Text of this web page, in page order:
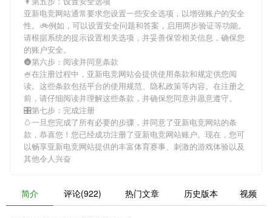
亚新电竞网站通常要求您设置一些安全选项，以增强账户的安全
性。🚲例如，可以设置安全问题和答案，启用两步验证等功能。
请根据系统的提示设置相关选项，并妥善保管相关信息，确保您
的账户安全。
🌚第六步：阅读并同意条款
🍧在注册过程中， 亚新电竞网站会提供使用条款和规定供您阅
读。这些条款包括平台的使用规范、隐私政策等内容。在注册之
前，请仔细阅读并理解这些条款，并确保您同意并愿意遵守。
🎛第七步：完成注册
🥚一旦您完成了所有必要的步骤，并同意了亚新电竞网站的条
款，恭喜您！您已经成功注册了亚新电竞网站账户。现在，您可
以畅享亚新电竞网站提供的丰富体育赛事、刺激的游戏体验以及
其他令人兴奋
简介 评论(922) 热门文章 历史版本 视频